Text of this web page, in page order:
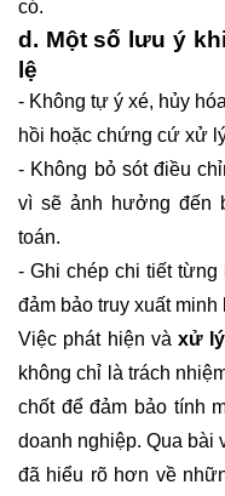
có.
d. Một số lưu ý
lệ
- Không tự ý xé, hủy
hồi hoặc chứng cứ xử
- Không bỏ sót điều
vì sẽ ảnh hưởng đến
toán.
- Ghi chép chi tiết
đảm bảo truy xuất
Việc phát hiện và xử
không chỉ là trách
chốt để đảm bảo tính
doanh nghiệp. Qua bài
đã hiểu rõ hơn về